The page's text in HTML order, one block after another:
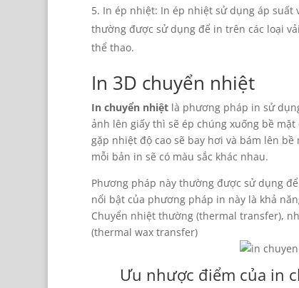
In ép nhiệt: In ép nhiệt sử dụng áp suất
thường được sử dụng để in trên các loại
thể thao.
In 3D chuyển nhiệt
In chuyển nhiệtlà phương pháp in sử
ảnh lên giấy thì sẽ ép chúng xuống bề
gặp nhiệt độ cao sẽ bay hơi và bám lên
mỗi bản in sẽ có màu sắc khác nhau.
Phương pháp này thường được sử dụng
nổi bật của phương pháp in này là khả
Chuyển nhiệt thường (thermal transfer),
(thermal wax transfer)
Ưu nhược điểm của in